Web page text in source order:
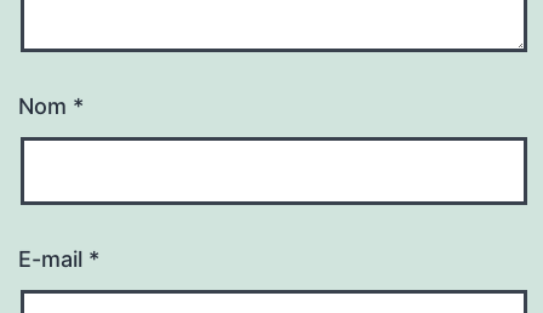
Nom *
E-mail *